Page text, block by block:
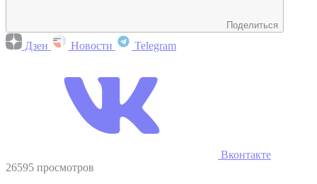
Поделиться
Дзен Новости Telegram
Вконтакте
26595 просмотров